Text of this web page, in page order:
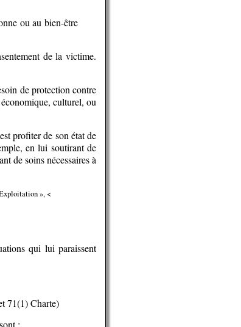
ou au bien-être
de la victime.
de protection contre
culturel, ou
profiter de son état de
en lui soutirant de
de soins nécessaires à
», <
qui lui paraissent
71(1) Charte)
sont :